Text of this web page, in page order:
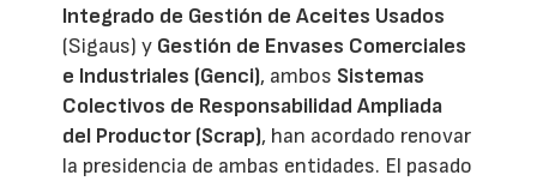
Integrado de Gestión de Aceites Usados
(Sigaus) y Gestión de Envases Comerciales
e Industriales (Genci), ambos Sistemas
Colectivos de Responsabilidad Ampliada
del Productor (Scrap), han acordado renovar
la presidencia de ambas entidades. El pasado